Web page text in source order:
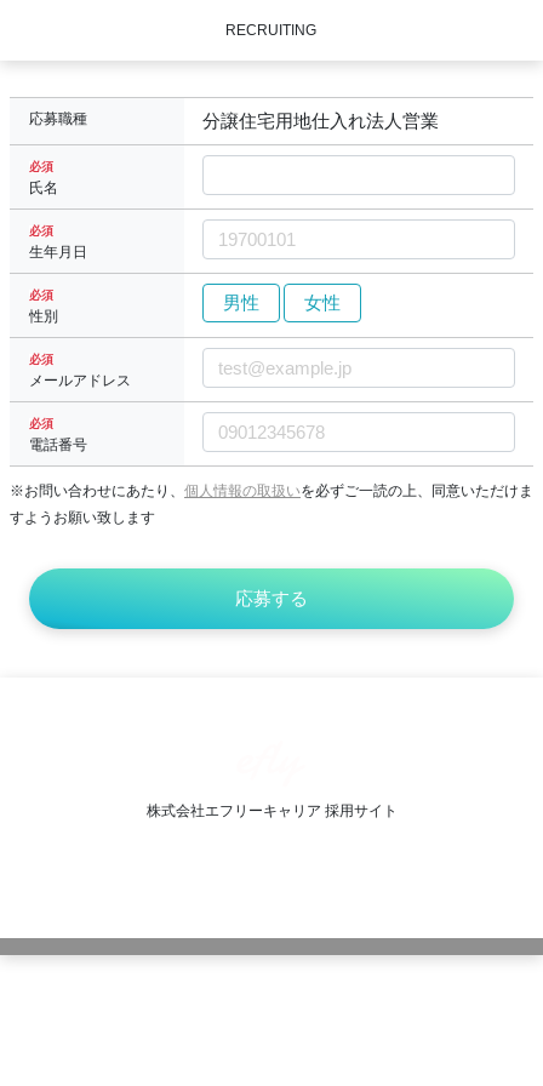
RECRUITING
応募職種 分譲住宅用地仕入れ法人営業
必須
氏名
必須
生年月日
必須
性別
男性 女性
必須
メールアドレス
必須
電話番号
※お問い合わせにあたり、 個人情報の取扱いを必ずご一読の上、同意いただけま
すようお願い致します
株式会社エフリーキャリア 採用サイト